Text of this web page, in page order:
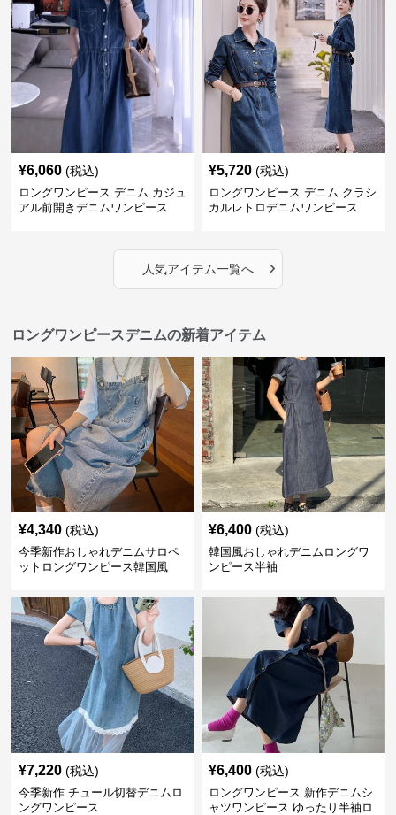
¥6,060 (税込)
ロングワンピース デニム カジュ
アル前開きデニムワンピース
¥5,720 (税込)
ロングワンピース デニム クラシ
カルレトロデニムワンピース
人気アイテム一覧へ ›
ロングワンピースデニムの新着アイテム
¥4,340 (税込)
今季新作おしゃれデニムサロペ
ットロングワンピース韓国風
¥6,400 (税込)
韓国風おしゃれデニムロングワ
ンピース半袖
¥7,220 (税込)
今季新作 チュール切替デニムロ
ングワンピース
¥6,400 (税込)
ロングワンピース 新作デニムシ
ャツワンピース ゆったり半袖ロ